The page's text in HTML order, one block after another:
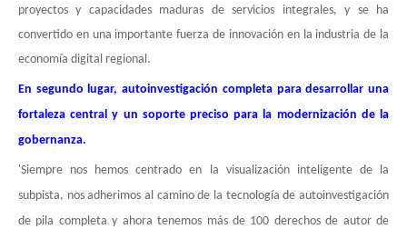
proyectos y capacidades maduras de servicios integrales, y se ha
convertido en una importante fuerza de innovación en la industria de la
economía digital regional.
En segundo lugar, autoinvestigación completa para desarrollar una
fortaleza central y un soporte preciso para la modernización de la
gobernanza.
'Siempre nos hemos centrado en la visualización inteligente de la
subpista, nos adherimos al camino de la tecnología de autoinvestigación
de pila completa y ahora tenemos más de 100 derechos de autor de